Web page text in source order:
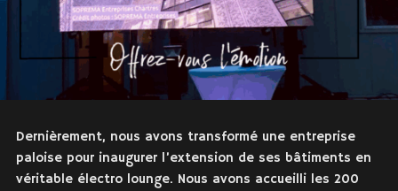
Dernièrement, nous avons transformé une entreprise
paloise pour inaugurer l’extension de ses bâtiments en
véritable électro lounge. Nous avons accueilli les 200